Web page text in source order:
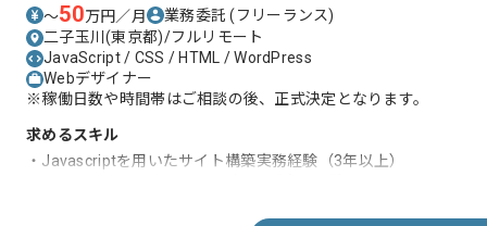
〜50万円／月 業務委託(フリーランス)
二子玉川(東京都)/フルリモート
JavaScript / CSS / HTML / WordPress
Webデザイナー
※稼働日数や時間帯はご相談の後、正式決定となります。
求めるスキル
・Javascriptを用いたサイト構築実務経験（3年以上）